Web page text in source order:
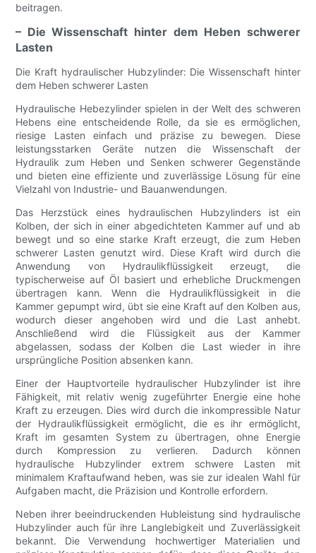
beitragen.
– Die Wissenschaft hinter dem Heben schwerer
Lasten
Die Kraft hydraulischer Hubzylinder: Die Wissenschaft hinter
dem Heben schwerer Lasten
Hydraulische Hebezylinder spielen in der Welt des schweren
Hebens eine entscheidende Rolle, da sie es ermöglichen,
riesige Lasten einfach und präzise zu bewegen. Diese
leistungsstarken Geräte nutzen die Wissenschaft der
Hydraulik zum Heben und Senken schwerer Gegenstände
und bieten eine effiziente und zuverlässige Lösung für eine
Vielzahl von Industrie- und Bauanwendungen.
Das Herzstück eines hydraulischen Hubzylinders ist ein
Kolben, der sich in einer abgedichteten Kammer auf und ab
bewegt und so eine starke Kraft erzeugt, die zum Heben
schwerer Lasten genutzt wird. Diese Kraft wird durch die
Anwendung von Hydraulikflüssigkeit erzeugt, die
typischerweise auf Öl basiert und erhebliche Druckmengen
übertragen kann. Wenn die Hydraulikflüssigkeit in die
Kammer gepumpt wird, übt sie eine Kraft auf den Kolben aus,
wodurch dieser angehoben wird und die Last anhebt.
Anschließend wird die Flüssigkeit aus der Kammer
abgelassen, sodass der Kolben die Last wieder in ihre
ursprüngliche Position absenken kann.
Einer der Hauptvorteile hydraulischer Hubzylinder ist ihre
Fähigkeit, mit relativ wenig zugeführter Energie eine hohe
Kraft zu erzeugen. Dies wird durch die inkompressible Natur
der Hydraulikflüssigkeit ermöglicht, die es ihr ermöglicht,
Kraft im gesamten System zu übertragen, ohne Energie
durch Kompression zu verlieren. Dadurch können
hydraulische Hubzylinder extrem schwere Lasten mit
minimalem Kraftaufwand heben, was sie zur idealen Wahl für
Aufgaben macht, die Präzision und Kontrolle erfordern.
Neben ihrer beeindruckenden Hubleistung sind hydraulische
Hubzylinder auch für ihre Langlebigkeit und Zuverlässigkeit
bekannt. Die Verwendung hochwertiger Materialien und